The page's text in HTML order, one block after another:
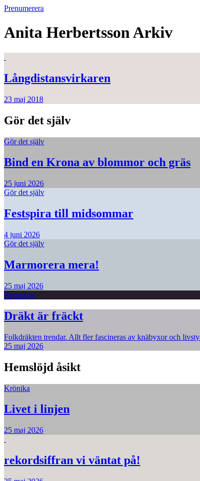
Prenumerera
Anita HerbertssonArkiv
Långdistansvirkaren
23 maj 2018
Gör det själv
Gör det själv
Bind en Krona av blommor och gräs
25 juni 2026
Gör det själv
Festspira till midsommar
4 juni 2026
Gör det själv
Marmorera mera!
25 maj 2026
Reportage
Dräkt är fräckt
Folkdräkten trendar. Allt fler fascineras av knäbyxor och
25 maj 2026
Hemslöjd åsikt
Krönika
Livet i linjen
25 maj 2026
rekordsiffran vi väntat på!